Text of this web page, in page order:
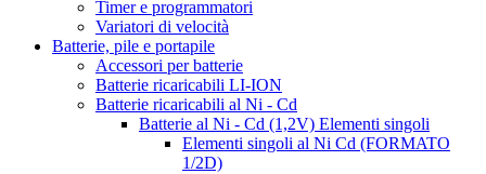
Timer e programmatori
Variatori di velocità
Batterie, pile e portapile
Accessori per batterie
Batterie ricaricabili LI-ION
Batterie ricaricabili al Ni - Cd
Batterie al Ni - Cd (1,2V) Elementi singoli
Elementi singoli al Ni Cd (FORMATO
1/2D)